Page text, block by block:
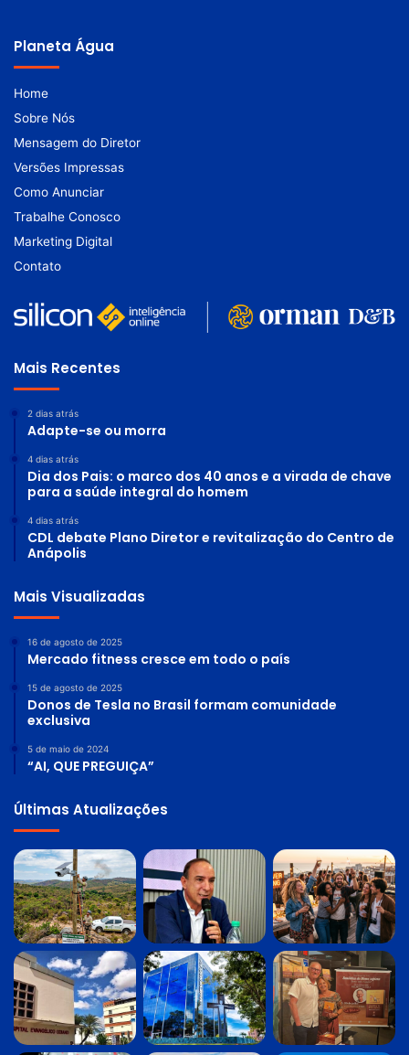
Planeta Água
Home
Sobre Nós
Mensagem do Diretor
Versões Impressas
Como Anunciar
Trabalhe Conosco
Marketing Digital
Contato
Mais Recentes
2 dias atrás
Adapte-se ou morra
4 dias atrás
Dia dos Pais: o marco dos 40 anos e a virada de chave
para a saúde integral do homem
4 dias atrás
CDL debate Plano Diretor e revitalização do Centro de
Anápolis
Mais Visualizadas
16 de agosto de 2025
Mercado fitness cresce em todo o país
15 de agosto de 2025
Donos de Tesla no Brasil formam comunidade
exclusiva
5 de maio de 2024
“AI, QUE PREGUIÇA”
Últimas Atualizações